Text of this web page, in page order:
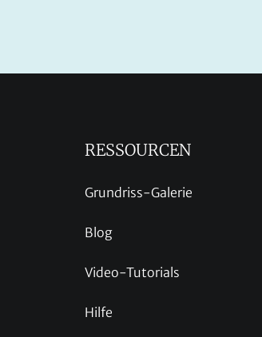
RESSOURCEN
Grundriss-Galerie
Blog
Video-Tutorials
Hilfe